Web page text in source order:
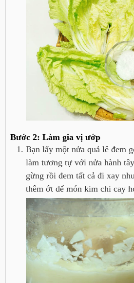
Bước 2: Làm gia vị ướp
Bạn lấy một nửa quả lê đem
làm tương tự với nửa hành
gừng rồi đem tất cả đi xay
thêm ớt để món kim chi cay